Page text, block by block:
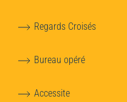
Regards Croisés
Bureau opéré
Accessite